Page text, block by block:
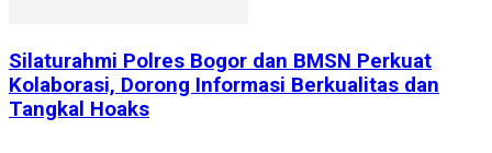
Silaturahmi Polres Bogor dan BMSN Perkuat
Kolaborasi, Dorong Informasi Berkualitas dan
Tangkal Hoaks